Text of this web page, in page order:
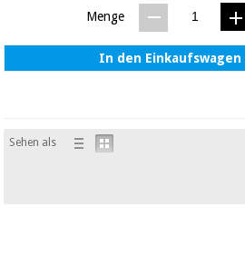
Menge
In den Einkaufswagen
Sehen als